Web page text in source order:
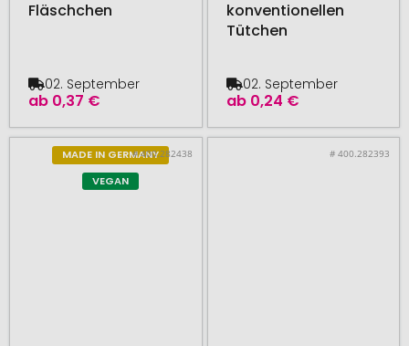
Fläschchen
ab 0,37 €
02. September
konventionellen
Tütchen
ab 0,24 €
02. September
MADE IN GERMANY
VEGAN
# 400.282438 # 400.282393